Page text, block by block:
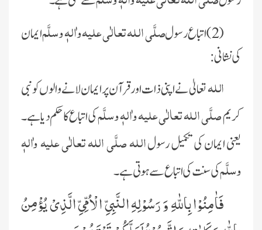
(2)اتباع رسول
صلَّی اللہ تعالٰی علیہ واٰلہٖ وسلَّمایمان
کی نشانی :
اللہتعالیٰ نے اپنی ذات اور قرآن پر ایمان لانے والوں کو نبی
کریمصلَّی اللہ تعالٰی علیہ واٰلہٖ وسلَّمکی اتباع کا حکم دیا ہے۔
یعنی ایمان کی تکمیل رسولاللہ صلَّی اللہ تعالٰی علیہ واٰلہٖ
وسلَّمکی سنت کی اتباع سے ہوتی ہے۔
فَاٰمِنُوْا بِاللّٰهِ وَ رَسُوْلِهِ النَّبِیِّ الْاُمِّیِّ الَّذِیْ یُؤْمِنُ